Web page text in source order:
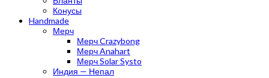
Конусы
Handmade
Мерч
Мерч Crazybong
Мерч Anahart
Мерч Solar Systo
Индия — Непал